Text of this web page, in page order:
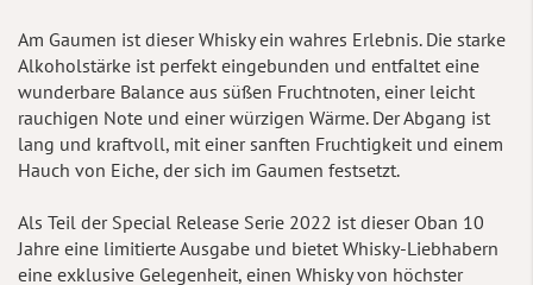
Am Gaumen ist dieser Whisky ein wahres Erlebnis. Die starke
Alkoholstärke ist perfekt eingebunden und entfaltet eine
wunderbare Balance aus süßen Fruchtnoten, einer leicht
rauchigen Note und einer würzigen Wärme. Der Abgang ist
lang und kraftvoll, mit einer sanften Fruchtigkeit und einem
Hauch von Eiche, der sich im Gaumen festsetzt.
Als Teil der Special Release Serie 2022 ist dieser Oban 10
Jahre eine limitierte Ausgabe und bietet Whisky-Liebhabern
eine exklusive Gelegenheit, einen Whisky von höchster